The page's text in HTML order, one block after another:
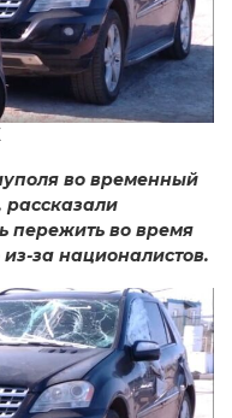
во временный
пережить во время
за националистов.